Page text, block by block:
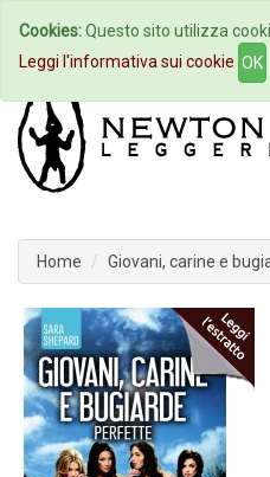
Home
Home Giovani, carine e
Cookies:Questo sito utilizza
Leggi l'informativa sui cookie OK